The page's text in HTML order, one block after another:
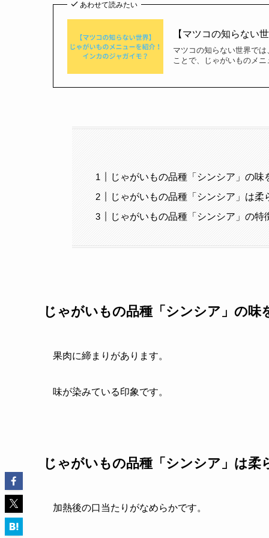
あわせて読みたい
【マツコの知らない
マツコの知らない世界で
ことで、じゃがいものメ
じゃがいもの品種「シンシア」の味
じゃがいもの品種「シンシア」は柔
じゃがいもの品種「シンシア」の特
じゃがいもの品種「シンシア」の味
果肉に締まりがあります。
味が染みている印象です。
じゃがいもの品種「シンシア」は柔
加熱後の口当たりがなめらかです。